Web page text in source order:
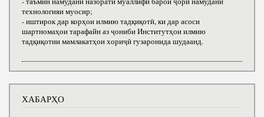
технологияи муосир;
- иштирок дар корҳои илмию тадқиқотӣ, ки дар асоси
шартномаҳои тарафайн аз ҷониби Институтҳои илмию
тадқиқотии мамлакатҳои хориҷӣ гузаронида шудаанд.
ХАБАРҲО